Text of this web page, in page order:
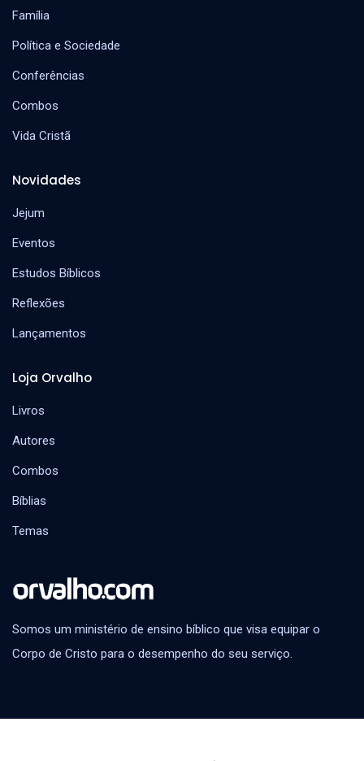
Somos um ministério de ensino bíblico que visa equipar o
Corpo de Cristo para o desempenho do seu serviço.
Loja Orvalho
Livros
Autores
Combos
Bíblias
Temas
Novidades
Jejum
Eventos
Estudos Bíblicos
Reflexões
Lançamentos
Família
Política e Sociedade
Conferências
Combos
Vida Cristã